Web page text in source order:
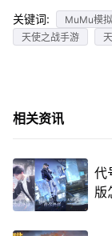
关键词: MuMu模
天使之战手游
相关资讯
代
版